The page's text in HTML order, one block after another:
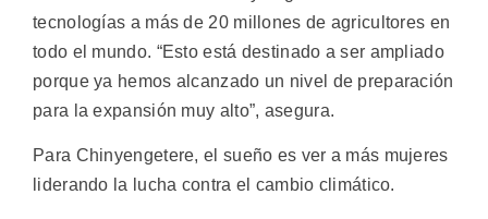
tecnologías a más de 20 millones de agricultores en
todo el mundo. “Esto está destinado a ser ampliado
porque ya hemos alcanzado un nivel de preparación
para la expansión muy alto”, asegura.
Para Chinyengetere, el sueño es ver a más mujeres
liderando la lucha contra el cambio climático.